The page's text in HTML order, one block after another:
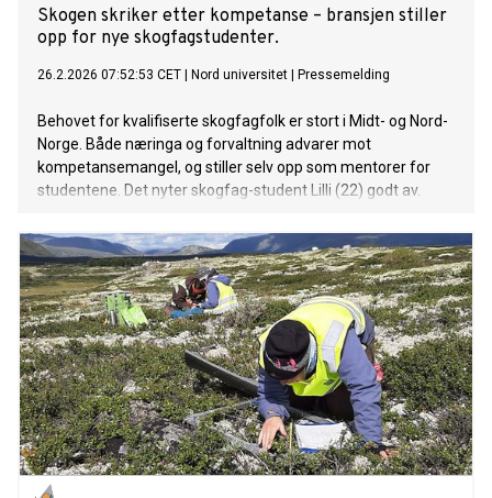
Skogen skriker etter kompetanse – bransjen stiller
opp for nye skogfagstudenter.
26.2.2026 07:52:53 CET Nord universitet Pressemelding
Behovet for kvalifiserte skogfagfolk er stort i Midt- og Nord-
Norge. Både næringa og forvaltning advarer mot
kompetansemangel, og stiller selv opp som mentorer for
studentene. Det nyter skogfag-student Lilli (22) godt av.